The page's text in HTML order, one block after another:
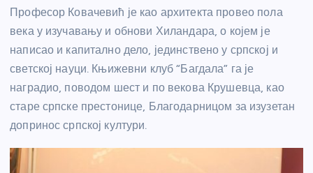
Професор Ковачевић је као архитекта провео пола
века у изучавању и обнови Хиландара, о којем је
написао и капитално дело, јединствено у српској и
светској науци. Књижевни клуб “Багдала” га је
наградио, поводом шест и по векова Крушевца, као
старе српске престонице, Благодарницом за изузетан
допринос српској култури.